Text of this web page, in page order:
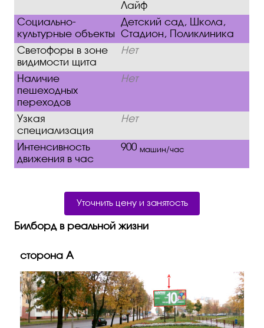
Лайф
Социально-
культурные объекты
Детский сад, Школа,
Стадион, Поликлиника
Светофоры в зоне
видимости щита
Нет
Наличие
пешеходных
переходов
Нет
Узкая
специализация
Нет
Интенсивность
движения в час
900машин/час
Уточнить цену и занятость
Билборд в реальной жизни
сторона A